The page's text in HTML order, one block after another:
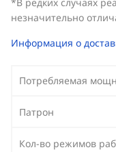
незначительно
Информация о
Потребляемая
Патрон
Кол-во режимов